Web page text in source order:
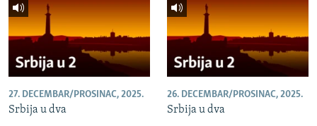
27. DECEMBAR/PROSINAC, 2025.
Srbija u dva
26. DECEMBAR/PROSINAC, 2025.
Srbija u dva